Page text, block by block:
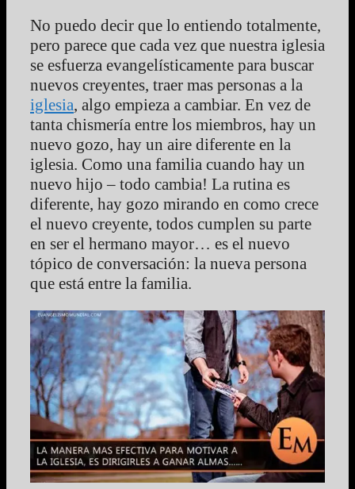
No puedo decir que lo entiendo totalmente,
pero parece que cada vez que nuestra iglesia
se esfuerza evangelísticamente para buscar
nuevos creyentes, traer mas personas a la
iglesia, algo empieza a cambiar. En vez de
tanta chismería entre los miembros, hay un
nuevo gozo, hay un aire diferente en la
iglesia. Como una familia cuando hay un
nuevo hijo – todo cambia! La rutina es
diferente, hay gozo mirando en como crece
el nuevo creyente, todos cumplen su parte
en ser el hermano mayor… es el nuevo
tópico de conversación: la nueva persona
que está entre la familia.